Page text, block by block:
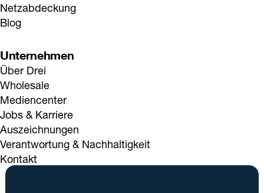
Netzabdeckung
Blog
Unternehmen
Über Drei
Wholesale
Mediencenter
Jobs & Karriere
Auszeichnungen
Verantwortung & Nachhaltigkeit
Kontakt